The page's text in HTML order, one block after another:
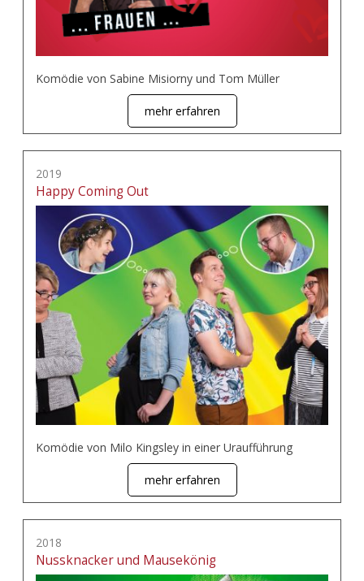
Komödie von Sabine Misiorny und Tom Müller
mehr erfahren
2019
Happy Coming Out
Komödie von Milo Kingsley in einer Uraufführung
mehr erfahren
2018
Nussknacker und Mausekönig